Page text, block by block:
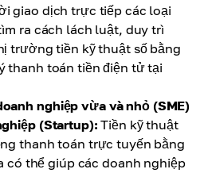
giao dịch trực tiếp các loại
ra cách lách luật, duy trì
trường tiền kỹ thuật số bằng
thanh toán tiền điện tử tại
nghiệp vừa và nhỏ (SME)
(Startup): Tiền kỹ thuật
thanh toán trực tuyến bằng
có thể giúp các doanh nghiệp